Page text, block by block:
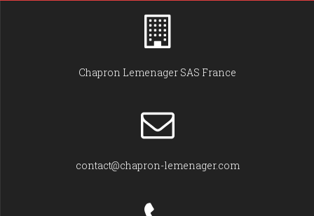
Chapron Lemenager SAS France
contact@chapron-lemenager.com